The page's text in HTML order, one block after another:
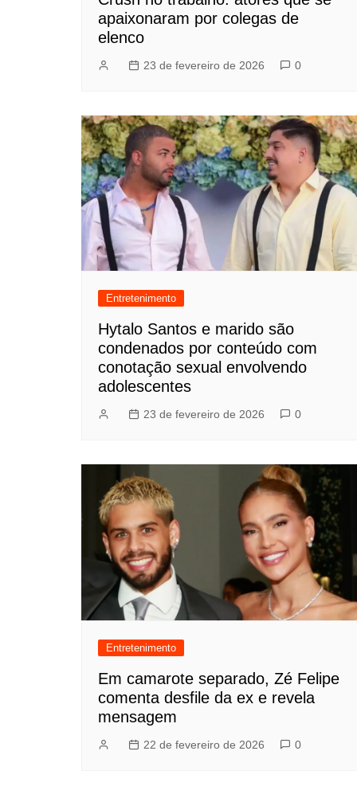
apaixonaram por colegas de
elenco
23 de fevereiro de 2026 0
Entretenimento
Hytalo Santos e marido são
condenados por conteúdo com
conotação sexual envolvendo
adolescentes
23 de fevereiro de 2026 0
Entretenimento
Em camarote separado, Zé Felipe
comenta desfile da ex e revela
mensagem
22 de fevereiro de 2026 0